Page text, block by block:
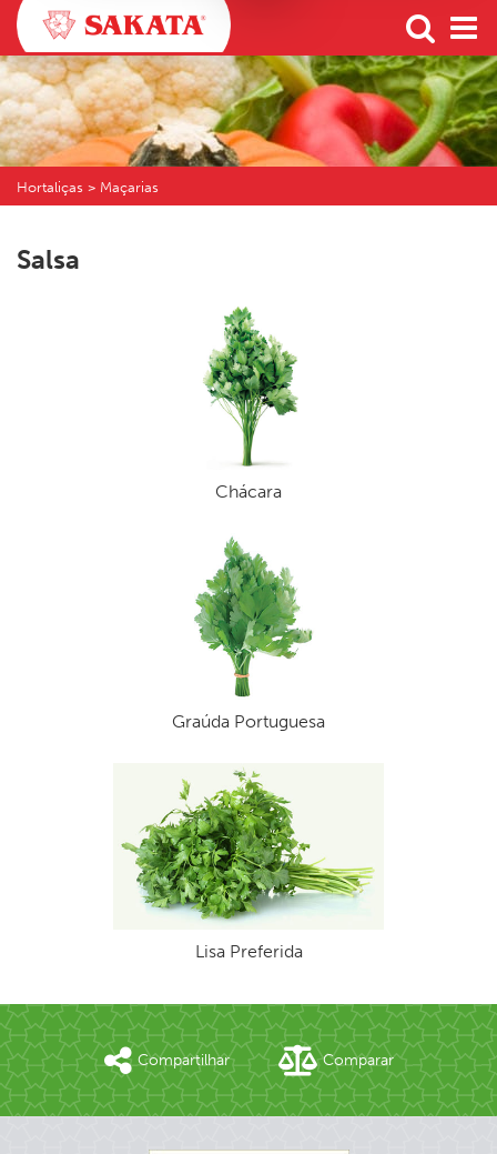
Hortaliças > Maçarias
Salsa
Chácara
Graúda Portuguesa
Lisa Preferida
Compartilhar Comparar